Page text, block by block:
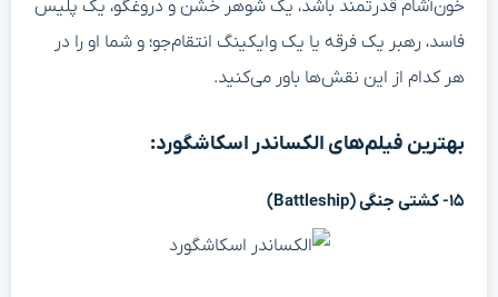
خون‌آشام قدرتمند باشد، یک شوهر خشن و دروغگو، یک پلیس
فاسد، رهبر یک فرقه یا یک وایکینگ انتقام‌جو؛ و شما او را در
هر کدام از این نقش‌ها باور می‌کنید.
بهترین فیلم‌های الکساندر اسکاشگورد:
۱۵- کشتی جنگی (Battleship)